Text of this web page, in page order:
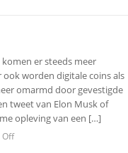
er steeds meer
worden digitale coins als
omarmd door gevestigde
tweet van Elon Musk of
opleving van een […]
Off